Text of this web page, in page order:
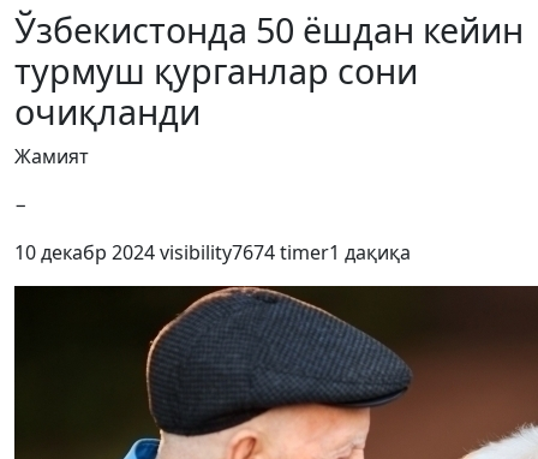
Ўзбекистонда 50 ёшдан кейин
турмуш қурганлар сони
очиқланди
Жамият
−
10 декабр 2024visibility7674timer1 дақиқа